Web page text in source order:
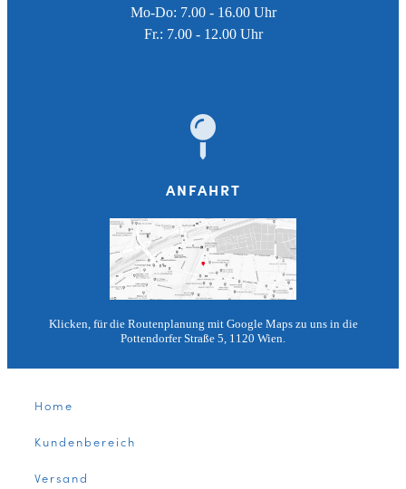
Mo-Do: 7.00 - 16.00 Uhr
Fr.: 7.00 - 12.00 Uhr
ANFAHRT
Klicken, für die Routenplanung mit Google Maps zu uns in die
Pottendorfer Straße 5, 1120 Wien.
Home
Kundenbereich
Versand